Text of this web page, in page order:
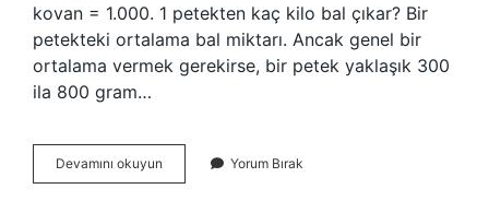
kovan = 1.000. 1 petekten kaç kilo bal çıkar? Bir
petekteki ortalama bal miktarı. Ancak genel bir
ortalama vermek gerekirse, bir petek yaklaşık 300
ila 800 gram…
Devamını okuyun
Kovandan
Yorum Bırak